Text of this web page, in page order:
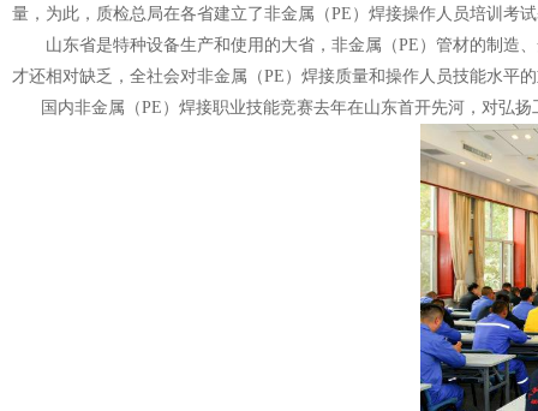
量，为此，质检总局在各省建立了非金属（PE）焊接操作人员培训考
山东省是特种设备生产和使用的大省，非金属（PE）管材的制造、
才还相对缺乏，全社会对非金属（PE）焊接质量和操作人员技能水
国内非金属（PE）焊接职业技能竞赛去年在山东首开先河，对弘